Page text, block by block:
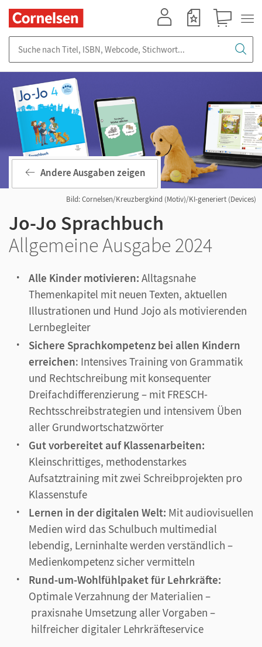
Bild: Cornelsen/Kreuzbergkind (Motiv)/KI-generiert (Devices)
Andere Ausgaben zeigen
Jo-Jo Sprachbuch
Allgemeine Ausgabe 2024
Alle Kinder motivieren: Alltagsnahe
Themenkapitel mit neuen Texten, aktuellen
Illustrationen und Hund Jojo als motivierenden
Lernbegleiter
Sichere Sprachkompetenz bei allen Kindern
erreichen: Intensives Training von Grammatik
und Rechtschreibung mit konsequenter
Dreifachdifferenzierung – mit FRESCH-
Rechtsschreibstrategien und intensivem Üben
aller Grundwortschatzwörter
Gut vorbereitet auf Klassenarbeiten:
Kleinschrittiges, methodenstarkes
Aufsatztraining mit zwei Schreibprojekten pro
Klassenstufe
Lernen in der digitalen Welt: Mit audiovisuellen
Medien wird das Schulbuch multimedial
lebendig, Lerninhalte werden verständlich –
Medienkompetenz sicher vermitteln
Rund-um-Wohlfühlpaket für Lehrkräfte:
Optimale Verzahnung der Materialien –
praxisnahe Umsetzung aller Vorgaben –
hilfreicher digitaler Lehrkräfteservice